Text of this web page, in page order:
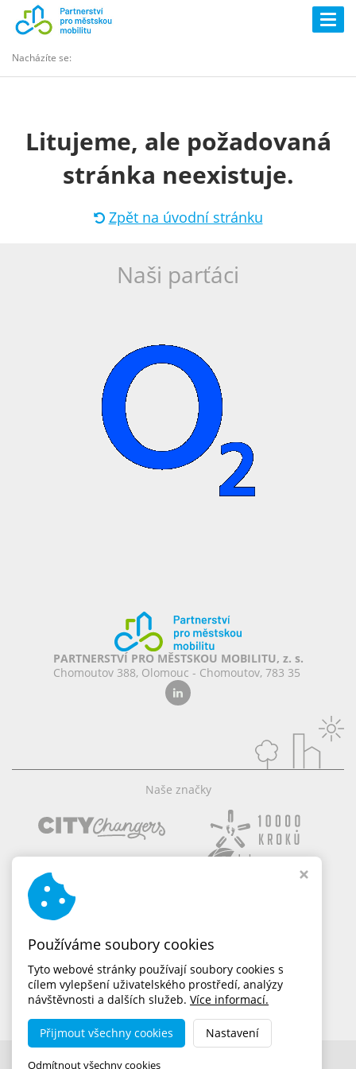
Nacházíte se:
Litujeme, ale požadovaná
stránka neexistuje.
Zpět na úvodní stránku
Naši parťáci
PARTNERSTVÍ PRO MĚSTSKOU MOBILITU, z. s.
Chomoutov 388, Olomouc - Chomoutov, 783 35
Naše značky
Copyright © 2026,
Používáme soubory cookies
Tyto webové stránky používají soubory cookies s
cílem vylepšení uživatelského prostředí, analýzy
návštěvnosti a dalších služeb. Více informací.
Přijmout všechny cookies Nastavení
Odmítnout všechny cookies